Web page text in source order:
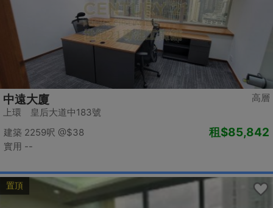
高層
中遠大廈
上環 皇后大道中183號
建築 2259呎 @$38
實用 --
租$85,842
置頂